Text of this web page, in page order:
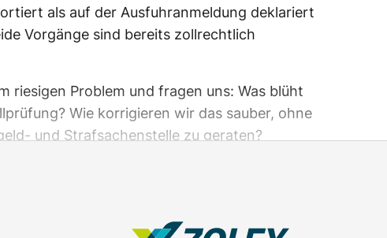
als auf der Ausfuhranmeldung deklariert
Vorgänge sind bereits zollrechtlich
riesigen Problem und fragen uns: Was blüht
Wie korrigieren wir das sauber, ohne
und Strafsachenstelle zu geraten?